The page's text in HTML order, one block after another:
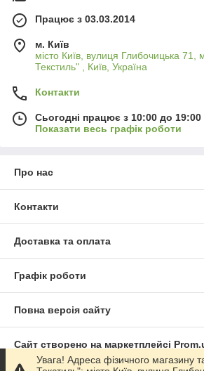
Працює з 03.03.2014
м. Київ
місто Київ, вулиця Глибочицька 71,
Текстиль" , Київ, Україна
Контакти
Сьогодні працює з 10:00 до 19:00
Показати весь графік роботи
Про нас
Контакти
Доставка та оплата
Графік роботи
Повна версія сайту
Сайт створено на маркетплейсі
Увага! Адреса фізичного магазину